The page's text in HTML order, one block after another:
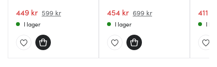
449 kr 599 kr
I lager
454 kr 699 kr
I lager
411 kr
I